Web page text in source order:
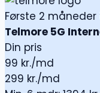
Første 2
Telmore 5G
Din pris
99 kr./md
299 kr./md